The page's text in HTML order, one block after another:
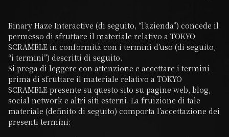
Binary Haze Interactive (di seguito, “l’azienda”) concede il
permesso di sfruttare il materiale relativo a TOKYO
SCRAMBLE in conformità con i termini d’uso (di seguito,
“i termini”) descritti di seguito.
Si prega di leggere con attenzione e accettare i termini
prima di sfruttare il materiale relativo a TOKYO
SCRAMBLE presente su questo sito su pagine web, blog,
social network e altri siti esterni. La fruizione di tale
materiale (definito di seguito) comporta l’accettazione dei
presenti termini: